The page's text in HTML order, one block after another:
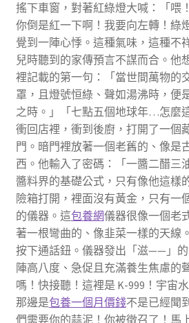
搖下車窗，對著紅綠燈大喊：「喂
你倒是紅一下啊！我要向左轉！綠
覺到一陣心悸。這種氣味，這種不
兒時聽到的家傳預言不謀而合。他
裡記載的第一句：「當世間萬物的
罩，且燈號恒綠、聲如湯沸時，便
之時。」「七點五個地球年…怎麼
衝回店裡，衝到後廚，打開了一個
門。暗門裡放著一個老舊的、像是
西。他輸入了密碼：「一醬二醋三
醬料界的基礎公式，只有像他這樣
險箱打開，裡面沒有黃金，只有一
的儀器。這包養網儀器很像一個老
著一根彎曲的、像韭菜一樣的天線
按下通話鈕。儀器發出「滋——」
陣高八度、急促且充滿養生焦慮的
嗎！快接聽！這裡是 K-999！宇宙
那邊是包養一個月價錢不是已經聞
們需要你的蒜泥！你被徵召了！馬